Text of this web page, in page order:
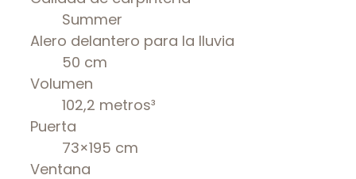
Summer
Alero delantero para la lluvia
50 cm
Volumen
102,2 metros³
Puerta
73×195 cm
Ventana